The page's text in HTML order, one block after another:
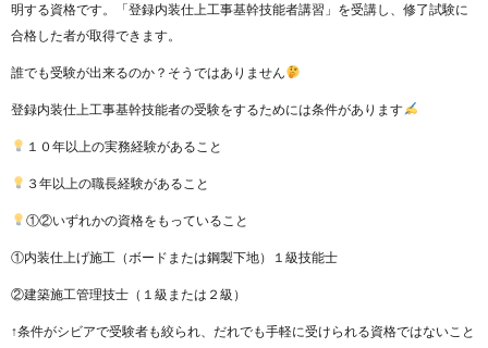
明する資格です。「登録内装仕上工事基幹技能者講習」を受講し、修了試験に
合格した者が取得できます。
誰でも受験が出来るのか？そうではありません
登録内装仕上工事基幹技能者の受験をするためには条件があります
１０年以上の実務経験があること
３年以上の職長経験があること
①②いずれかの資格をもっていること
①内装仕上げ施工（ボードまたは鋼製下地）１級技能士
②建築施工管理技士（１級または２級）
↑条件がシビアで受験者も絞られ、だれでも手軽に受けられる資格ではないこと